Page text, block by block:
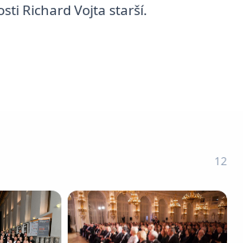
Richard Vojta starší.
12